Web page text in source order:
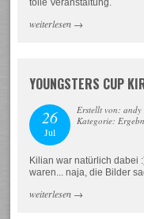
weiterlesen →
YOUNGSTERS CUP
26
Jul
Erstellt von: andy
Kategorie:
Kilian war natürlich dabei
waren... naja, die Bilder
weiterlesen →